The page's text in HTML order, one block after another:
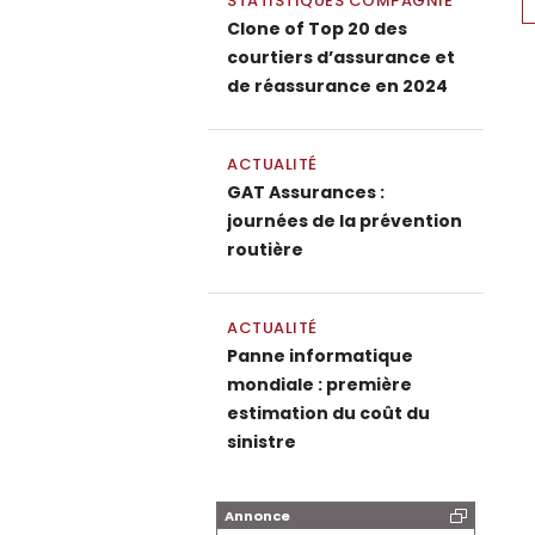
Clone of Top 20 des
courtiers d’assurance et
de réassurance en 2024
ACTUALITÉ
GAT Assurances :
journées de la prévention
routière
ACTUALITÉ
Panne informatique
mondiale : première
estimation du coût du
sinistre
Annonce